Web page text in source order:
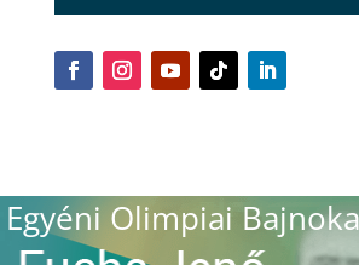
Egyéni Olimpiai